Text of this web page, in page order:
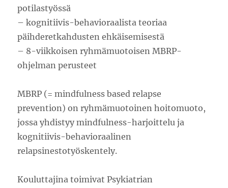
potilastyössä
– kognitiivis-behavioraalista teoriaa
päihderetkahdusten ehkäisemisestä
– 8-viikkoisen ryhmämuotoisen MBRP-
ohjelman perusteet
MBRP (= mindfulness based relapse
prevention) on ryhmämuotoinen hoitomuoto,
jossa yhdistyy mindfulness-harjoittelu ja
kognitiivis-behavioraalinen
relapsinestotyöskentely.
Kouluttajina toimivat Psykiatrian